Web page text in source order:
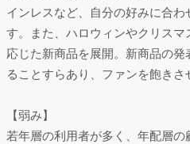
インレスなど、自分の好みに合
す。また、ハロウィンやクリス
応じた新商品を展開。新商品の
ることすらあり、ファンを飽きさ
【弱み】
若年層の利用者が多く、年配層